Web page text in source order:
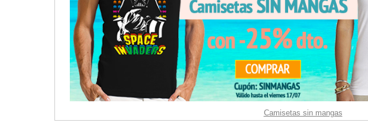
Camisetas sin mangas